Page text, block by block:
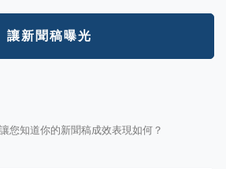
讓新聞稿曝光
您知道你的新聞稿成效表現如何？